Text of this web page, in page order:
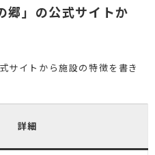
郷」の公式サイトか
サイトから施設の特徴を書き
詳細